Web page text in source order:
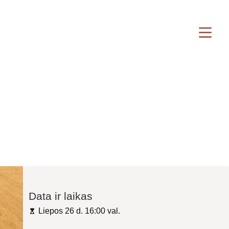
Data ir laikas
Liepos 26 d. 16:00 val.